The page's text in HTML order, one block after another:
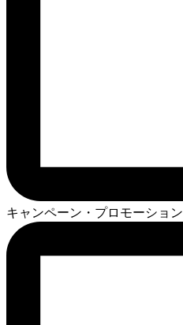
キャンペーン・プロモーション